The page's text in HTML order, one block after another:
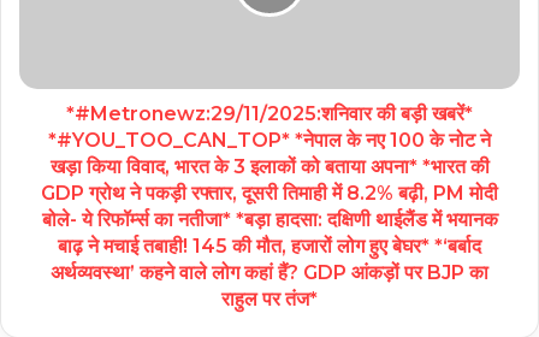
*#Metronewz:29/11/2025:शनिवार की बड़ी खबरें*
*#YOU_TOO_CAN_TOP* *नेपाल के नए 100 के नोट ने
खड़ा किया विवाद, भारत के 3 इलाकों को बताया अपना* *भारत की
GDP ग्रोथ ने पकड़ी रफ्तार, दूसरी तिमाही में 8.2% बढ़ी, PM मोदी
बोले- ये रिफॉर्म्स का नतीजा* *बड़ा हादसा: दक्षिणी थाईलैंड में भयानक
बाढ़ ने मचाई तबाही! 145 की मौत, हजारों लोग हुए बेघर* *‘बर्बाद
अर्थव्यवस्था’ कहने वाले लोग कहां हैं? GDP आंकड़ों पर BJP का
राहुल पर तंज*